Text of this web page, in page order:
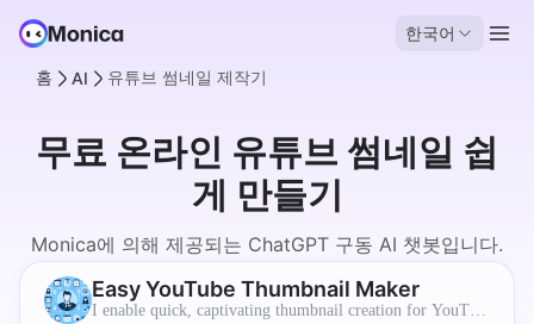
한국어
홈 AI 유튜브 썸네일 제작기
무료 온라인 유튜브 썸네일 쉽
게 만들기
Monica에 의해 제공되는 ChatGPT 구동 AI 챗봇입니다.
제가 자동으로 제목과 설명을 생성해 드릴 수 있습니다.
Easy YouTube Thumbnail Maker
I enable quick, captivating thumbnail creation for YouTub